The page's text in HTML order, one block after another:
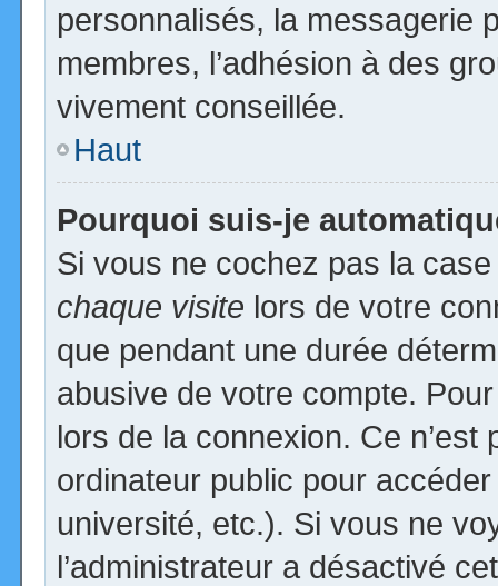
personnalisés, la messagerie
membres, l’adhésion à des
vivement conseillée.
Haut
Pourquoi suis-je
Si vous ne cochez pas la
chaque visite lors de votre
que pendant une durée
abusive de votre compte.
lors de la connexion. Ce
ordinateur public pour
université, etc.). Si vous ne
l’administrateur a désactivé